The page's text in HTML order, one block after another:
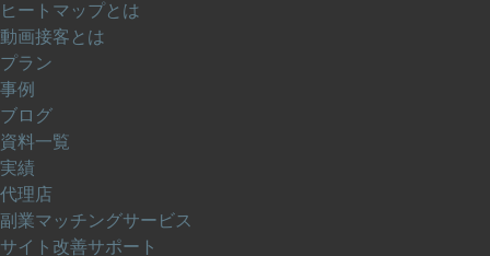
ヒートマップとは
動画接客とは
プラン
事例
ブログ
資料一覧
実績
代理店
副業マッチングサービス
サイト改善サポート